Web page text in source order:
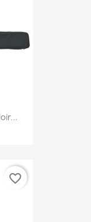
favorite_border